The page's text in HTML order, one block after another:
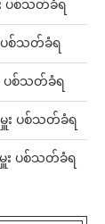
ပစ်သတ်ခံရ
ပစ်သတ်ခံရ
ပစ်သတ်ခံရ
း ပစ်သတ်ခံရ
း ပစ်သတ်ခံရ